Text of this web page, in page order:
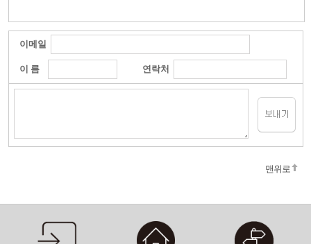
이메일
이 름 연락처
맨위로